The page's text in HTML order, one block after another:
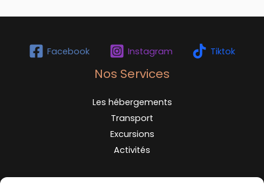
Facebook Instagram Tiktok
Nos Services
Les hébergements
Transport
Excursions
Activités